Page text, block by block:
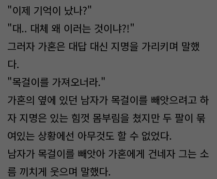
"이제 기억이 났나?"
"대.. 대체 왜 이러는 것이냐?!"
그러자 가혼은 대답 대신 지명을 가리키며 말했
다.
"목걸이를 가져오너라."
가혼의 옆에 있던 남자가 목걸이를 빼앗으려고 하
자 지명은 있는 힘껏 몸부림을 쳤지만 두 팔이 묶
여있는 상황에선 아무것도 할 수 없었다.
남자가 목걸이를 빼앗아 가혼에게 건네자 그는 소
름 끼치게 웃으며 말했다.